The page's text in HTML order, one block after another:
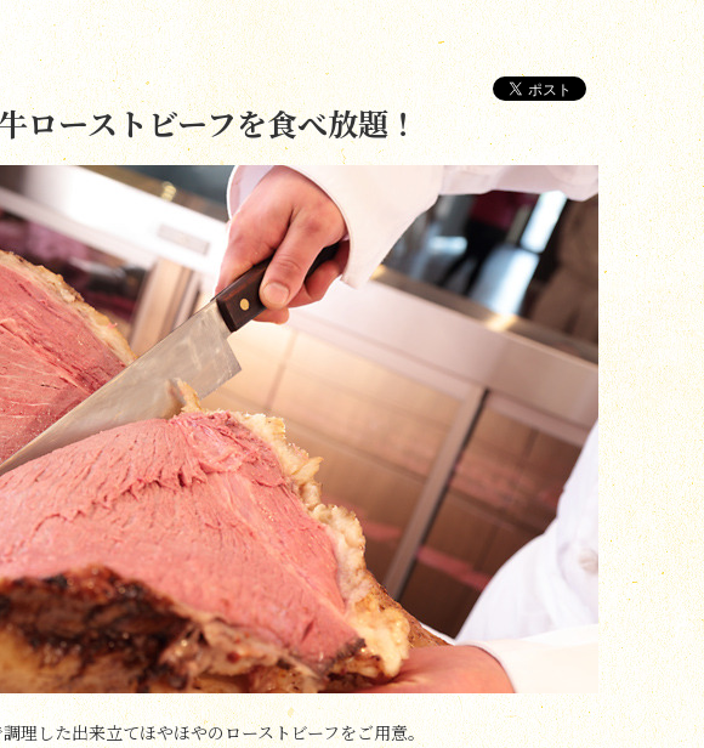
ローストビーフを食べ放題！
理した出来立てほやほやのローストビーフをご用意。